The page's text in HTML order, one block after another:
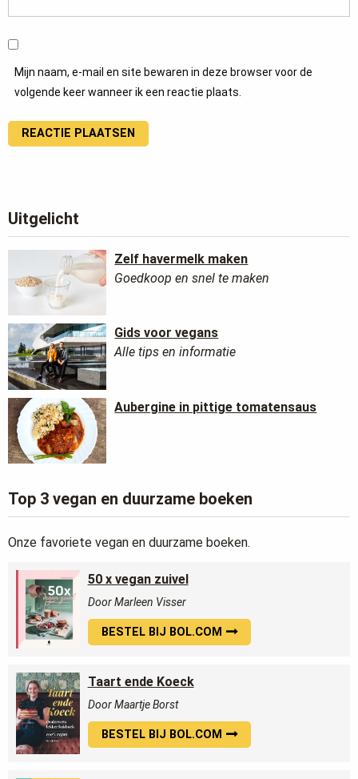
Mijn naam, e-mail en site bewaren in deze browser voor de
volgende keer wanneer ik een reactie plaats.
Uitgelicht
Zelf havermelk maken
Goedkoop en snel te maken
Gids voor vegans
Alle tips en informatie
Aubergine in pittige tomatensaus
Top 3 vegan en duurzame boeken
Onze favoriete vegan en duurzame boeken.
50 x vegan zuivel
Door Marleen Visser
BESTEL BIJ BOL.COM
Taart ende Koeck
Door Maartje Borst
BESTEL BIJ BOL.COM